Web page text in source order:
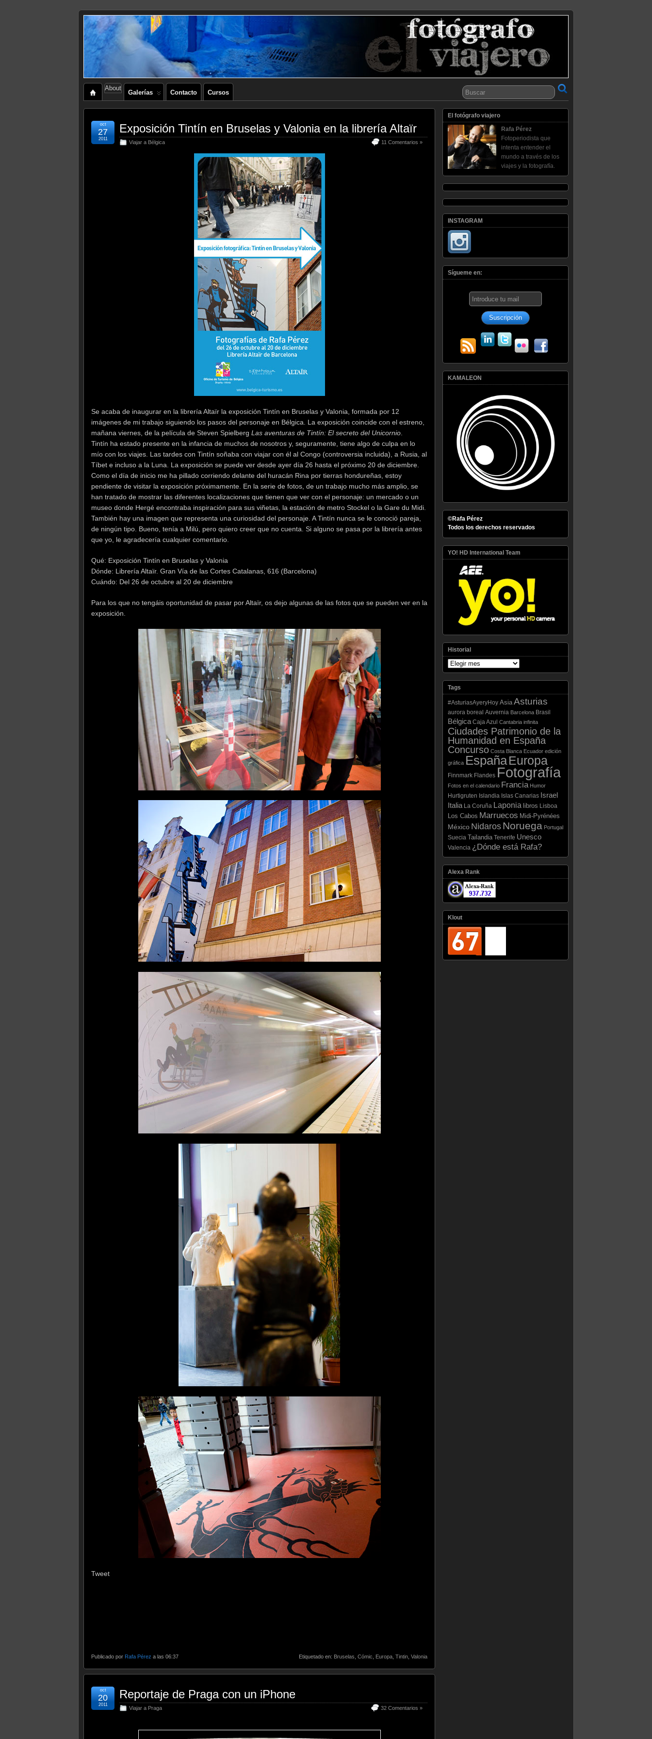
About
Galerías Contacto Cursos
Exposición Tintín en Bruselas y Valonia en la librería Altaïr
Viajar a Bélgica 11 Comentarios »
oct
27
2011
Se acaba de inaugurar en la librería Altaïr la exposición Tintín en Bruselas y Valonia, formada por 12
imágenes de mi trabajo siguiendo los pasos del personaje en Bélgica. La exposición coincide con el estreno,
mañana viernes, de la película de Steven Spielberg Las aventuras de Tintín: El secreto del Unicornio
Tintín ha estado presente en la infancia de muchos de nosotros y, seguramente, tiene algo de culpa en lo
mío con los viajes. Las tardes con Tintín soñaba con viajar con él al Congo (controversia incluida), a Rusia, al
Tíbet e incluso a la Luna. La exposición se puede ver desde ayer día 26 hasta el próximo 20 de diciembre.
Como el día de inicio me ha pillado corriendo delante del huracán Rina por tierras hondureñas, estoy
pendiente de visitar la exposición próximamente. En la serie de fotos, de un trabajo mucho más amplio, se
han tratado de mostrar las diferentes localizaciones que tienen que ver con el personaje: un mercado o un
museo donde Hergé encontraba inspiración para sus viñetas, la estación de metro Stockel o la Gare du Midi.
También hay una imagen que representa una curiosidad del personaje. A Tintín nunca se le conoció pareja,
de ningún tipo. Bueno, tenía a Milú, pero quiero creer que no cuenta. Si alguno se pasa por la librería antes
que yo, le agradecería cualquier comentario.
Qué: Exposición Tintín en Bruselas y Valonia
Dónde: Librería Altaïr. Gran Vía de las Cortes Catalanas, 616 (Barcelona)
Cuándo: Del 26 de octubre al 20 de diciembre
Para los que no tengáis oportunidad de pasar por Altaïr, os dejo algunas de las fotos que se pueden ver en la
exposición.
Tweet
Publicado por Rafa Pérez a las 06:37 Etiquetado en: Bruselas Cómic Europa Tintin Valonia
Reportaje de Praga con un iPhone
Viajar a Praga 32 Comentarios »
oct
20
2011
El fotógrafo viajero
Rafa Pérez
Fotoperiodista que
intenta entender el
mundo a través de los
viajes y la fotografía.
INSTAGRAM
Sígueme en:
KAMALEON
©Rafa Pérez
Todos los derechos reservados
YO! HD International Team
Historial
Tags
#AsturiasAyeryHoy Asia Asturias
aurora boreal Auvernia Barcelona Brasil
Bélgica Caja Azul Cantabria infinita
Ciudades Patrimonio de la
Humanidad en España
Concurso Costa Blanca Ecuador edición
gráfica EspañaEuropa
Finnmark Flandes Fotografía
Fotos en el calendario Francia Humor
Hurtigruten Islandia Islas Canarias Israel
Italia La Coruña Laponia libros Lisboa
Los Cabos Marruecos Midi-Pyrénées
México Nidaros Noruega Portugal
Suecia Tailandia Tenerife Unesco
Valencia ¿Dónde está Rafa?
Alexa Rank
Klout